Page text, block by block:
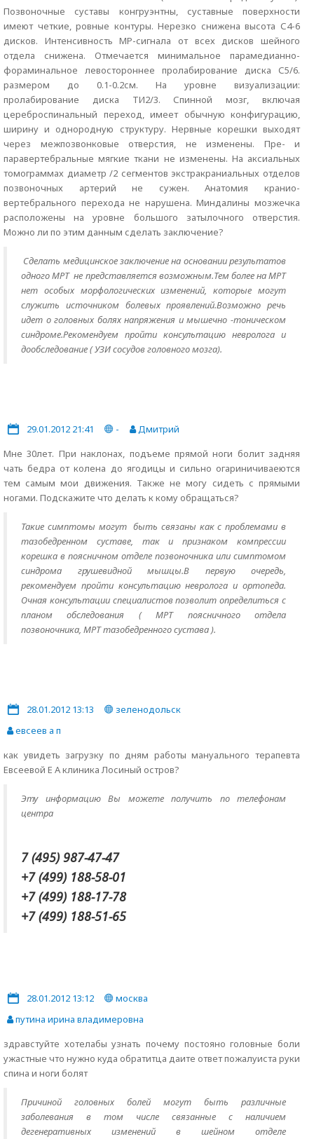
Позвоночные суставы конгруэнтны, суставные поверхности
имеют четкие, ровные контуры. Нерезко снижена высота С4-6
дисков. Интенсивность МР-сигнала от всех дисков шейного
отдела снижена. Отмечается минимальное парамедианно-
фораминальное левостороннее пролабирование диска С5/6.
размером до 0.1-0.2см. На уровне визуализации:
пролабирование диска ТИ2/3. Спинной мозг, включая
цереброспинальный переход, имеет обычную конфигурацию,
ширину и однородную структуру. Нервные корешки выходят
через межпозвонковые отверстия, не изменены. Пре- и
паравертебральные мягкие ткани не изменены. На аксиальных
томограммах диаметр /2 сегментов экстракраниальных отделов
позвоночных артерий не сужен. Анатомия кранио-
вертебрального перехода не нарушена. Миндалины мозжечка
расположены на уровне большого затылочного отверстия.
Можно ли по этим данным сделать заключение?
Сделать медицинское заключение на основании результатов
одного МРТ не представляется возможным.Тем более на МРТ
нет особых морфологических изменений, которые могут
служить источником болевых проявлений.Возможно речь
идет о головных болях напряжения и мышечно -тоническом
синдроме.Рекомендуем пройти консультацию невролога и
дообследование ( УЗИ сосудов головного мозга).
29.01.2012 21:41 -
Дмитрий
Мне 30лет. При наклонах, подъеме прямой ноги болит задняя
чать бедра от колена до ягодицы и сильно огариничиваеются
тем самым мои движения. Также не могу сидеть с прямыми
ногами. Подскажите что делать к кому обращаться?
Такие симптомы могут быть связаны как с проблемами в
тазобедренном суставе, так и признаком компрессии
корешка в поясничном отделе позвоночника или симптомом
синдрома грушевидной мышцы.В первую очередь,
рекомендуем пройти консультацию невролога и ортопеда.
Очная консультации специалистов позволит определиться с
планом обследования ( МРТ поясничного отдела
позвоночника, МРТ тазобедренного сустава ).
28.01.2012 13:13
зеленодольск
евсеев а п
как увидеть загрузку по дням работы мануального терапевта
Евсеевой Е А клиника Лосиный остров?
Эту информацию Вы можете получить по телефонам
центра
7 (495) 987-47-47
+7 (499) 188-58-01
+7 (499) 188-17-78
+7 (499) 188-51-65
28.01.2012 13:12
москва
путина ирина владимеровна
здравстуйте хотелабы узнать почему постояно головные боли
ужастные что нужно куда обратитца даите ответ пожалуиста руки
спина и ноги болят
Причиной головных болей могут быть различные
заболевания в том числе связанные с наличием
дегенеративных изменений в шейном отделе